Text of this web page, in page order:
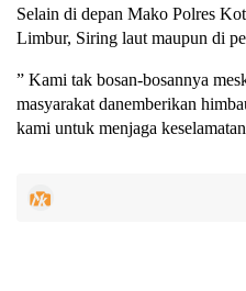
Selain di depan Mako Polres
Limbur, Siring laut maupun di
” Kami tak bosan-bosannya
masyarakat danemberikan
kami untuk menjaga